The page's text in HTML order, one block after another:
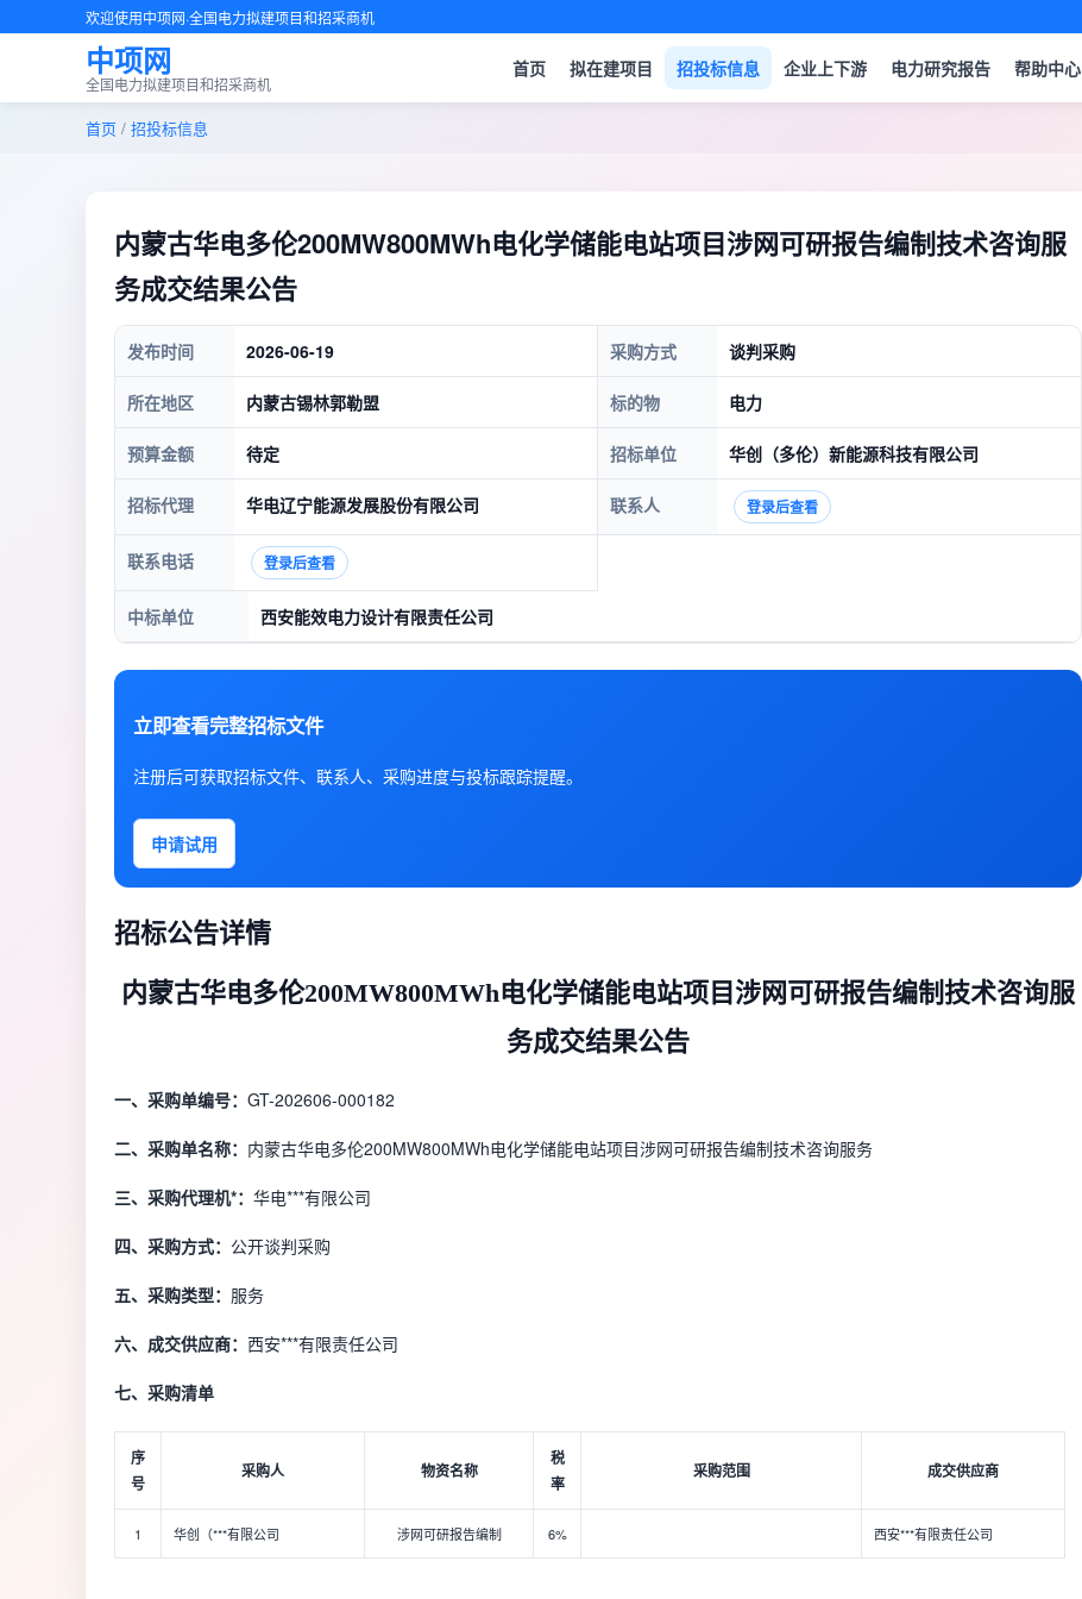
欢迎使用中项网·全国电力拟建项目和招采商机
中项网
全国电力拟建项目和招采商机
首页 拟在建项目 招投标信息 企业上下游 电力研究报告 帮助中心
首页 / 招投标信息
内蒙古华电多伦200MW800MWh电化学储能电站项目涉网可研报告编制技术咨询服
务成交结果公告
发布时间 2026-06-19 采购方式 谈判采购
所在地区 内蒙古锡林郭勒盟 标的物 电力
预算金额 待定 招标单位 华创（多伦）新能源科技有限公司
招标代理 华电辽宁能源发展股份有限公司 联系人 登录后查看
联系电话 登录后查看
中标单位 西安能效电力设计有限责任公司
立即查看完整招标文件
注册后可获取招标文件、联系人、采购进度与投标跟踪提醒。
申请试用
招标公告详情
内蒙古华电多伦200MW800MWh电化学储能电站项目涉网可研报告编制技术咨询服
务成交结果公告
一、采购单编号： GT-202606-000182
二、采购单名称： 内蒙古华电多伦200MW800MWh电化学储能电站项目涉网可研报告编制技术咨询服务
三、采购代理机*： 华电***有限公司
四、采购方式： 公开谈判采购
五、采购类型： 服务
六、成交供应商： 西安***有限责任公司
七、采购清单
序
号
采购人 物资名称
税
率
采购范围 成交供应商
1 华创（***有限公司 涉网可研报告编制 6% 西安***有限责任公司